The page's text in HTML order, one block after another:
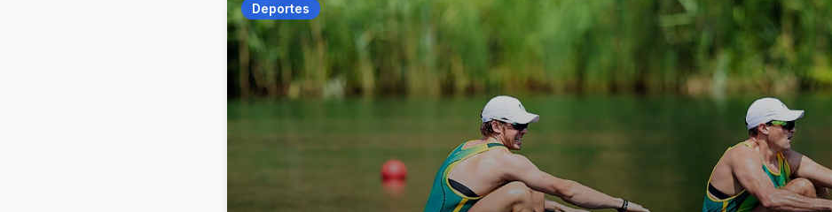
Deportes